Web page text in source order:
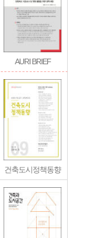
AURI BRIEF
건축도시정책동향